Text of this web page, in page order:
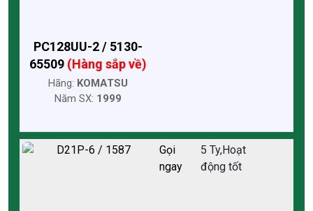
PC128UU-2 / 5130-
65509 (Hàng sắp về)
Hãng: KOMATSU
Năm SX: 1999
Gọi
ngay
5 Ty,Hoạt
động tốt